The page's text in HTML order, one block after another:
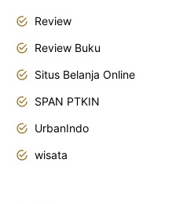
Review
Review Buku
Situs Belanja Online
SPAN PTKIN
UrbanIndo
wisata